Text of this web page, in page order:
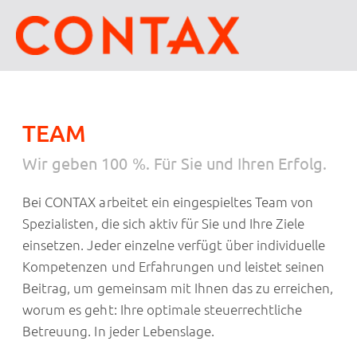
TEAM
Wir geben 100 %. Für Sie und Ihren Erfolg.
Bei CONTAX arbeitet ein eingespieltes Team von
Spezialisten, die sich aktiv für Sie und Ihre Ziele
einsetzen. Jeder einzelne verfügt über individuelle
Kompetenzen und Erfahrungen und leistet seinen
Beitrag, um gemeinsam mit Ihnen das zu erreichen,
worum es geht: Ihre optimale steuerrechtliche
Betreuung. In jeder Lebenslage.